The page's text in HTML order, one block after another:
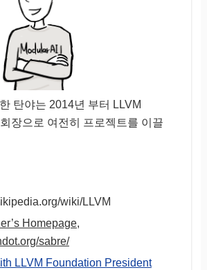
탄야는 2014년 부터 LLVM
장으로 여전히 프로젝트를 이끌
wiki/LLVM
Homepage,
sabre/
LLVM Foundation President